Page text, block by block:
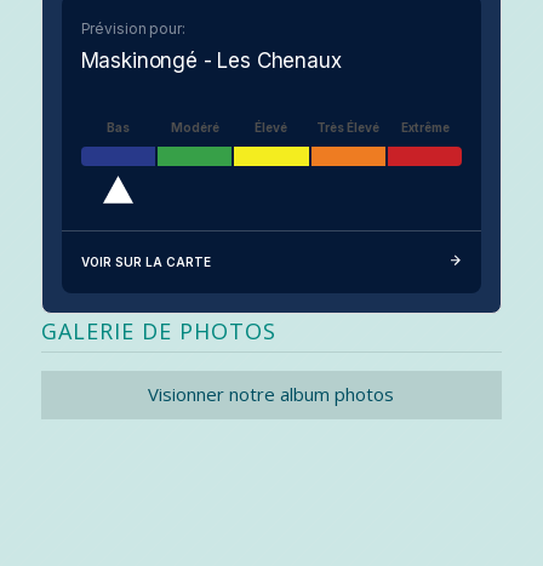
Prévision pour:
Maskinongé - Les Chenaux
Bas Modéré Élevé Très Élevé Extrême
VOIR SUR LA CARTE
GALERIE DE PHOTOS
Visionner notre album photos